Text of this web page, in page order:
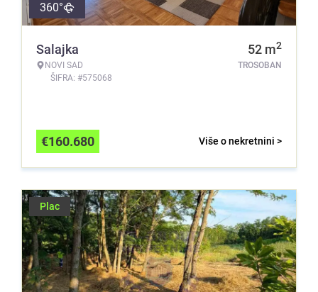
360°
Salajka
NOVI SAD
ŠIFRA: #575068
52 m2
TROSOBAN
Više o nekretnini >
€160.680
Plac